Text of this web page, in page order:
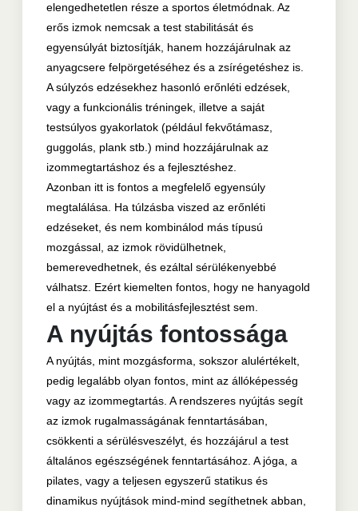
elengedhetetlen része a sportos életmódnak. Az
erős izmok nemcsak a test stabilitását és
egyensúlyát biztosítják, hanem hozzájárulnak az
anyagcsere felpörgetéséhez és a zsírégetéshez is.
A súlyzós edzésekhez hasonló erőnléti edzések,
vagy a funkcionális tréningek, illetve a saját
testsúlyos gyakorlatok (például fekvőtámasz,
guggolás, plank stb.) mind hozzájárulnak az
izommegtartáshoz és a fejlesztéshez.
Azonban itt is fontos a megfelelő egyensúly
megtalálása. Ha túlzásba viszed az erőnléti
edzéseket, és nem kombinálod más típusú
mozgással, az izmok rövidülhetnek,
bemerevedhetnek, és ezáltal sérülékenyebbé
válhatsz. Ezért kiemelten fontos, hogy ne hanyagold
el a nyújtást és a mobilitásfejlesztést sem.
A nyújtás fontossága
A nyújtás, mint mozgásforma, sokszor alulértékelt,
pedig legalább olyan fontos, mint az állóképesség
vagy az izommegtartás. A rendszeres nyújtás segít
az izmok rugalmasságának fenntartásában,
csökkenti a sérülésveszélyt, és hozzájárul a test
általános egészségének fenntartásához. A jóga, a
pilates, vagy a teljesen egyszerű statikus és
dinamikus nyújtások mind-mind segíthetnek abban,